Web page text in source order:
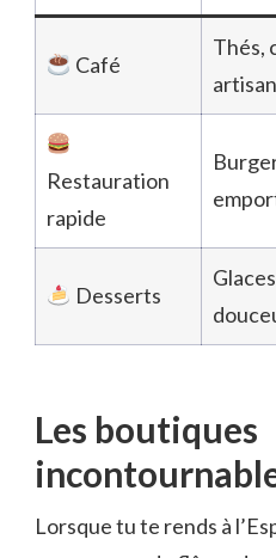
Café
Thés,
Restauration
rapide
Desserts
Les boutiques
Lorsque tu te rends à